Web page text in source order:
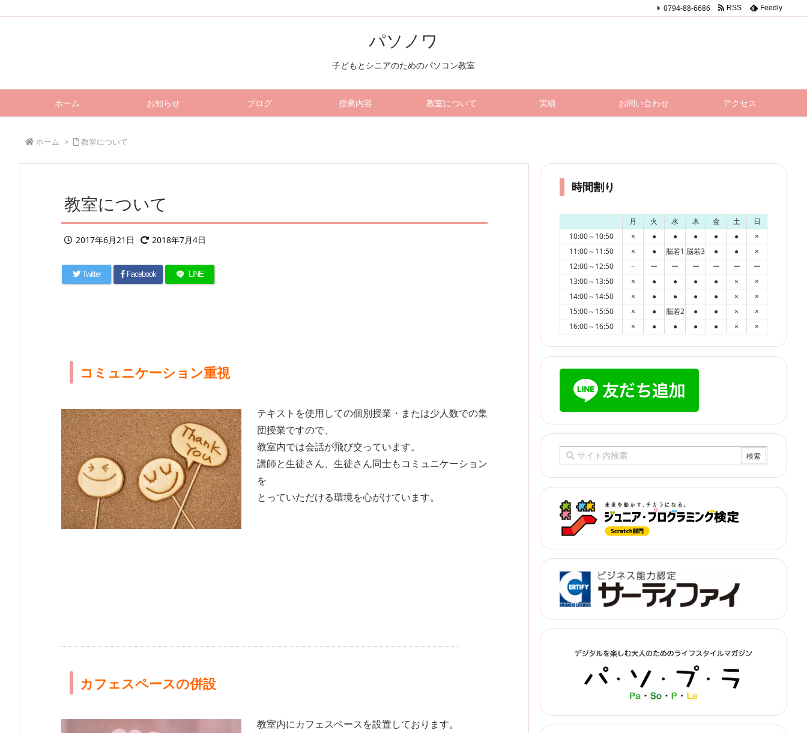
パソノワ
子どもとシニアのためのパソコン教室
ホーム お知らせ ブログ 授業内容 教室について 実績 お問い合わせ アクセス
0794-88-6686 RSS Feedly
ホーム > 教室について
教室について
2017年6月21日 2018年7月4日
Twitter Facebook LINE
コミュニケーション重視
テキストを使用しての個別授業・または少人数での集
団授業ですので、
教室内では会話が飛び交っています。
講師と生徒さん、生徒さん同士もコミュニケーション
を
とっていただける環境を心がけています。
カフェスペースの併設
教室内にカフェスペースを設置しております。
時間割り
月 火 水 木 金 土
日
10:00～10:50
× ● ● ● ● ●
×
11:00～11:50
× ● 脳若1 脳若3 ● ●
×
12:00～12:50
－ ー ー ー ー ー
ー
13:00～13:50
× ● ● ● ● ×
×
14:00～14:50
× ● ● ● ● ×
×
15:00～15:50
× ● 脳若2 ● ● ×
×
16:00～16:50
× ● ● ● ● × ×